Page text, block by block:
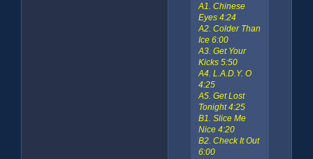
A1. Chinese
Eyes 4:24
A2. Colder Than
Ice 6:00
A3. Get Your
Kicks 5:50
A4. L.A.D.Y. O
4:25
A5. Get Lost
Tonight 4:25
B1. Slice Me
Nice 4:20
B2. Check It Out
6:00